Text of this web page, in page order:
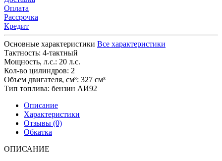
Оплата
Рассрочка
Кредит
Основные характеристики Все характеристики
Тактность: 4-тактный
Мощность, л.с.: 20 л.с.
Кол-во цилиндров: 2
Объем двигателя, см³: 327 см³
Тип топлива: бензин АИ92
Описание
Характеристики
Отзывы (0)
Обкатка
ОПИСАНИЕ